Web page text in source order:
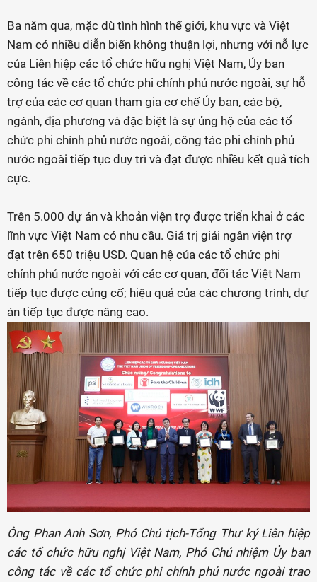
Ba năm qua, mặc dù tình hình thế giới, khu vực và Việt
Nam có nhiều diễn biến không thuận lợi, nhưng với nỗ lực
của Liên hiệp các tổ chức hữu nghị Việt Nam, Ủy ban
công tác về các tổ chức phi chính phủ nước ngoài, sự hỗ
trợ của các cơ quan tham gia cơ chế Ủy ban, các bộ,
ngành, địa phương và đặc biệt là sự ủng hộ của các tổ
chức phi chính phủ nước ngoài, công tác phi chính phủ
nước ngoài tiếp tục duy trì và đạt được nhiều kết quả tích
cực.
Trên 5.000 dự án và khoản viện trợ được triển khai ở các
lĩnh vực Việt Nam có nhu cầu. Giá trị giải ngân viện trợ
đạt trên 650 triệu USD. Quan hệ của các tổ chức phi
chính phủ nước ngoài với các cơ quan, đối tác Việt Nam
tiếp tục được củng cố; hiệu quả của các chương trình, dự
án tiếp tục được nâng cao.
Ông Phan Anh Sơn, Phó Chủ tịch-Tổng Thư ký Liên hiệp
các tổ chức hữu nghị Việt Nam, Phó Chủ nhiệm Ủy ban
công tác về các tổ chức phi chính phủ nước ngoài trao